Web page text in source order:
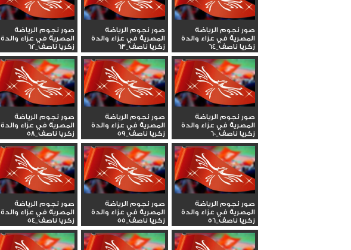
صور نجوم الرياضة
المصرية في عزاء والدة
زكريا ناصف_64
صور نجوم الرياضة
المصرية في عزاء والدة
زكريا ناصف_63
صور نجوم الرياضة
المصرية في عزاء والدة
زكريا ناصف_62
صور نجوم الرياضة
المصرية في عزاء والدة
زكريا ناصف_60
صور نجوم الرياضة
المصرية في عزاء والدة
زكريا ناصف_59
صور نجوم الرياضة
المصرية في عزاء والدة
زكريا ناصف_58
صور نجوم الرياضة
المصرية في عزاء والدة
زكريا ناصف_56
صور نجوم الرياضة
المصرية في عزاء والدة
زكريا ناصف_55
صور نجوم الرياضة
المصرية في عزاء والدة
زكريا ناصف_54